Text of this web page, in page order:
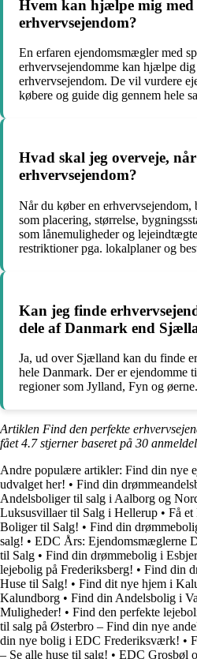
Hvem kan hjælpe mig med
erhvervsejendom?
En erfaren ejendomsmægler med
erhvervsejendomme kan hjælpe
erhvervsejendom. De vil vurdere
købere og guide dig gennem hele
Hvad skal jeg overveje,
erhvervsejendom?
Når du køber en
som placering, størrelse,
som lånemuligheder og
restriktioner pga. lokalplaner og
Kan jeg finde
dele af Danmark end
Ja, ud over Sjælland kan du finde
hele Danmark. Der er ejendomme
regioner som Jylland, Fyn og øerne.
Artiklen Find den perfekte
fået4.7stjerner baseret på 30
Andre populære artikler: Find din nye
udvalget her! • Find din
Andelsboliger til salg i Aalborg og
Luksusvillaer til Salg i Hellerup • Få et
Boliger til Salg! • Find din
salg! • EDC Års: Ejendomsmæglerne
til Salg • Find din drømmebolig i
lejebolig på Frederiksberg! • Find din
Huse til Salg! • Find dit nye hjem i
Kalundborg • Find din Andelsbolig i
Muligheder! • Find den perfekte
til salg på Østerbro – Find din nye
din nye bolig i EDC Frederiksværk! •
– Se alle huse til salg! • EDC Grosbøl